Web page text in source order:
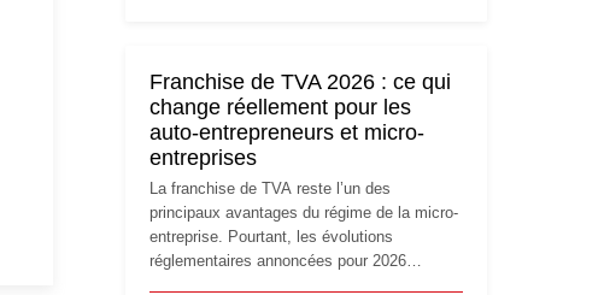
réglementaire plus exigeant. Décryptage des
principaux changements et des précautions
à prendre pour éviter les mauvaises
surprises.
Franchise de TVA 2026 : ce qui
change réellement pour les
auto-entrepreneurs et micro-
entreprises
La franchise de TVA reste l’un des
principaux avantages du régime de la micro-
entreprise. Pourtant, les évolutions
réglementaires annoncées pour 2026